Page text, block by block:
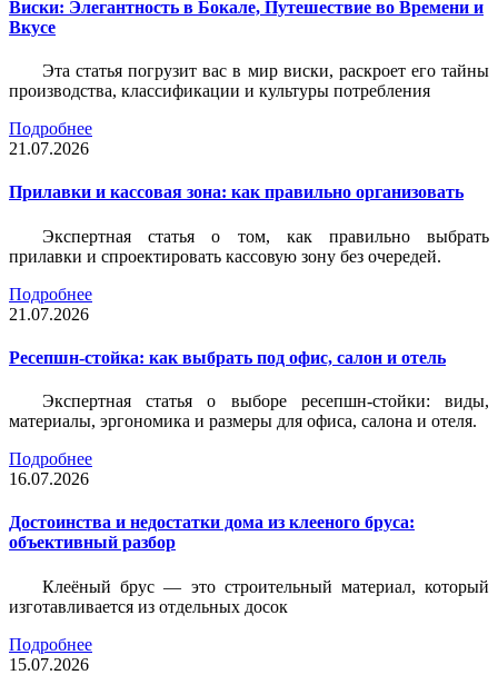
Виски: Элегантность в Бокале, Путешествие во Времени и
Вкусе
Эта статья погрузит вас в мир виски, раскроет его тайны
производства, классификации и культуры потребления
Подробнее
21.07.2026
Прилавки и кассовая зона: как правильно организовать
Экспертная статья о том, как правильно выбрать
прилавки и спроектировать кассовую зону без очередей.
Подробнее
21.07.2026
Ресепшн-стойка: как выбрать под офис, салон и отель
Экспертная статья о выборе ресепшн-стойки: виды,
материалы, эргономика и размеры для офиса, салона и отеля.
Подробнее
16.07.2026
Достоинства и недостатки дома из клееного бруса:
объективный разбор
Клеёный брус — это строительный материал, который
изготавливается из отдельных досок
Подробнее
15.07.2026